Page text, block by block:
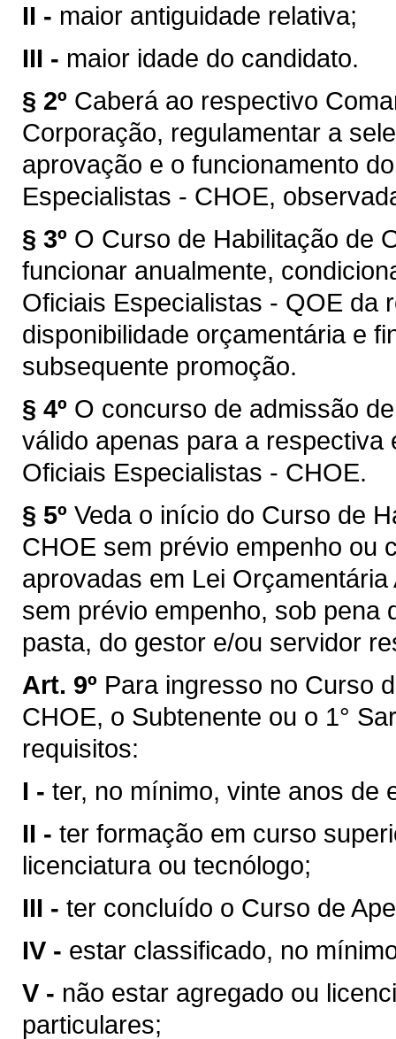
II - maior antiguidade relativa;
III - maior idade do candidato.
§ 2º Caberá ao respectivo
Corporação, regulamentar a
aprovação e o funcionamento
Especialistas - CHOE,
§ 3º O Curso de Habilitação de
funcionar anualmente,
Oficiais Especialistas - QOE da
disponibilidade orçamentária e
subsequente promoção.
§ 4º O concurso de admissão
válido apenas para a
Oficiais Especialistas - CHOE.
§ 5º Veda o início do Curso de
CHOE sem prévio empenho ou
aprovadas em Lei
sem prévio empenho, sob pena
pasta, do gestor e/ou servidor
Art. 9º Para ingresso no Curso
CHOE, o Subtenente ou o 1°
requisitos:
I - ter, no mínimo, vinte anos de
II - ter formação em curso
licenciatura ou tecnólogo;
III - ter concluído o Curso de
IV - estar classificado, no
V - não estar agregado ou
particulares;